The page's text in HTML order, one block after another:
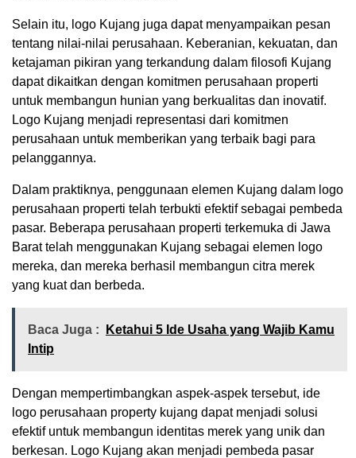
Selain itu, logo Kujang juga dapat menyampaikan pesan
tentang nilai-nilai perusahaan. Keberanian, kekuatan, dan
ketajaman pikiran yang terkandung dalam filosofi Kujang
dapat dikaitkan dengan komitmen perusahaan properti
untuk membangun hunian yang berkualitas dan inovatif.
Logo Kujang menjadi representasi dari komitmen
perusahaan untuk memberikan yang terbaik bagi para
pelanggannya.
Dalam praktiknya, penggunaan elemen Kujang dalam logo
perusahaan properti telah terbukti efektif sebagai pembeda
pasar. Beberapa perusahaan properti terkemuka di Jawa
Barat telah menggunakan Kujang sebagai elemen logo
mereka, dan mereka berhasil membangun citra merek
yang kuat dan berbeda.
Baca Juga :
Ketahui 5 Ide Usaha yang Wajib Kamu
Intip
Dengan mempertimbangkan aspek-aspek tersebut, ide
logo perusahaan property kujang dapat menjadi solusi
efektif untuk membangun identitas merek yang unik dan
berkesan. Logo Kujang akan menjadi pembeda pasar